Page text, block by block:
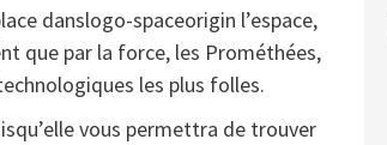
danslogo-spaceorigin l’espace,
que par la force, les Prométhées,
les plus folles.
vous permettra de trouver